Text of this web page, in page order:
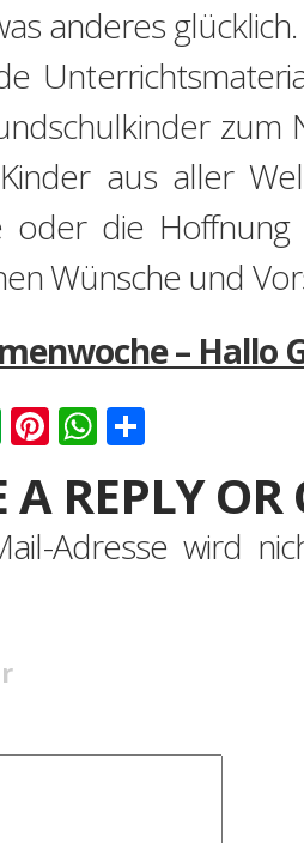
anderes
aus aller
oder die
Wünsche und
– Hallo
Evernote
Pinterest
WhatsApp
A REPLY
Adresse wird